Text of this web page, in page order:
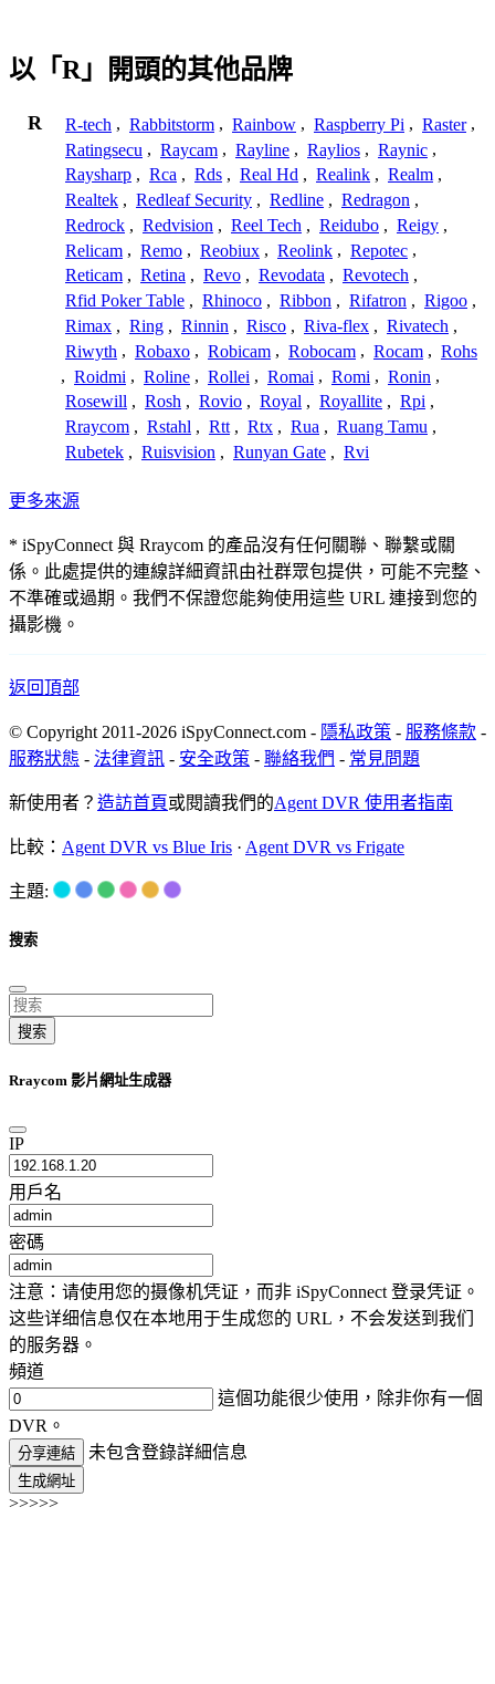
以「R」開頭的其他品牌
R R-tech , Rabbitstorm , Rainbow , Raspberry Pi , Raster ,
Ratingsecu , Raycam , Rayline , Raylios , Raynic ,
Raysharp , Rca , Rds , Real Hd , Realink , Realm ,
Realtek , Redleaf Security , Redline , Redragon ,
Redrock , Redvision , Reel Tech , Reidubo , Reigy ,
Relicam , Remo , Reobiux , Reolink , Repotec ,
Reticam , Retina , Revo , Revodata , Revotech ,
Rfid Poker Table , Rhinoco , Ribbon , Rifatron , Rigoo ,
Rimax , Ring , Rinnin , Risco , Riva-flex , Rivatech ,
Riwyth , Robaxo , Robicam , Robocam , Rocam , Rohs
, Roidmi , Roline , Rollei , Romai , Romi , Ronin ,
Rosewill , Rosh , Rovio , Royal , Royallite , Rpi ,
Rraycom , Rstahl , Rtt , Rtx , Rua , Ruang Tamu ,
Rubetek , Ruisvision , Runyan Gate , Rvi
更多來源
* iSpyConnect 與 Rraycom 的產品沒有任何關聯、聯繫或關
係。此處提供的連線詳細資訊由社群眾包提供，可能不完整、
不準確或過期。我們不保證您能夠使用這些 URL 連接到您的
攝影機。
返回頂部
© Copyright 2011-2026 iSpyConnect.com - 隱私政策 - 服務條款 -
服務狀態 - 法律資訊 - 安全政策 - 聯絡我們 - 常見問題
新使用者？ 造訪首頁或閱讀我們的Agent DVR 使用者指南
比較： Agent DVR vs Blue Iris · Agent DVR vs Frigate
主題:
搜索
搜索
Rraycom 影片網址生成器
IP
用戶名
密碼
注意：请使用您的摄像机凭证，而非 iSpyConnect 登录凭证。
这些详细信息仅在本地用于生成您的 URL，不会发送到我们
的服务器。
頻道
這個功能很少使用，除非你有一個
DVR。
分享連結 未包含登錄詳細信息
生成網址
>>>>>